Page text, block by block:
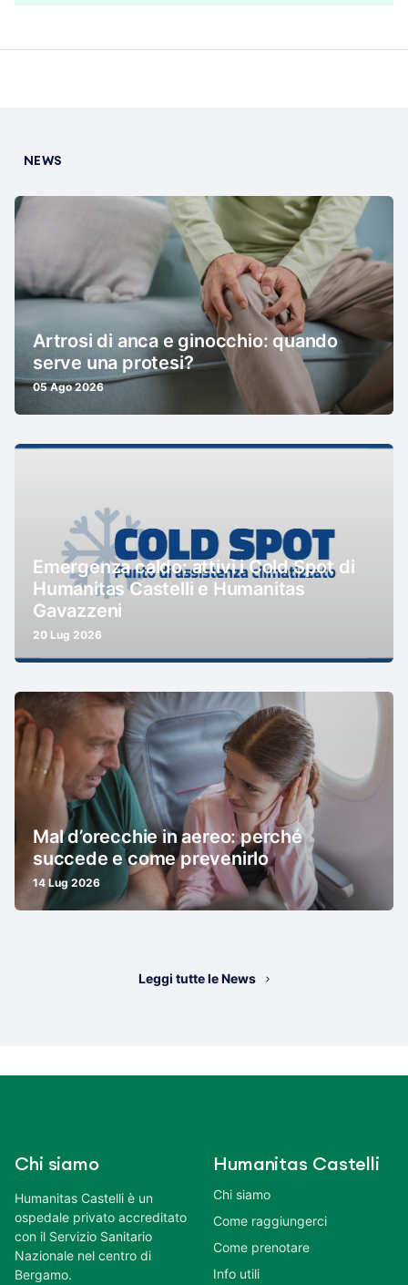
NEWS
Artrosi di anca e ginocchio: quando
serve una protesi?
05 Ago 2026
Emergenza caldo: attivi i Cold Spot di
Humanitas Castelli e Humanitas
Gavazzeni
20 Lug 2026
Mal d’orecchie in aereo: perché
succede e come prevenirlo
14 Lug 2026
Leggi tutte le News
Chi siamo
Humanitas Castelli è un
ospedale privato accreditato
con il Servizio Sanitario
Nazionale nel centro di
Bergamo.
Humanitas Castelli
Chi siamo
Come raggiungerci
Come prenotare
Info utili